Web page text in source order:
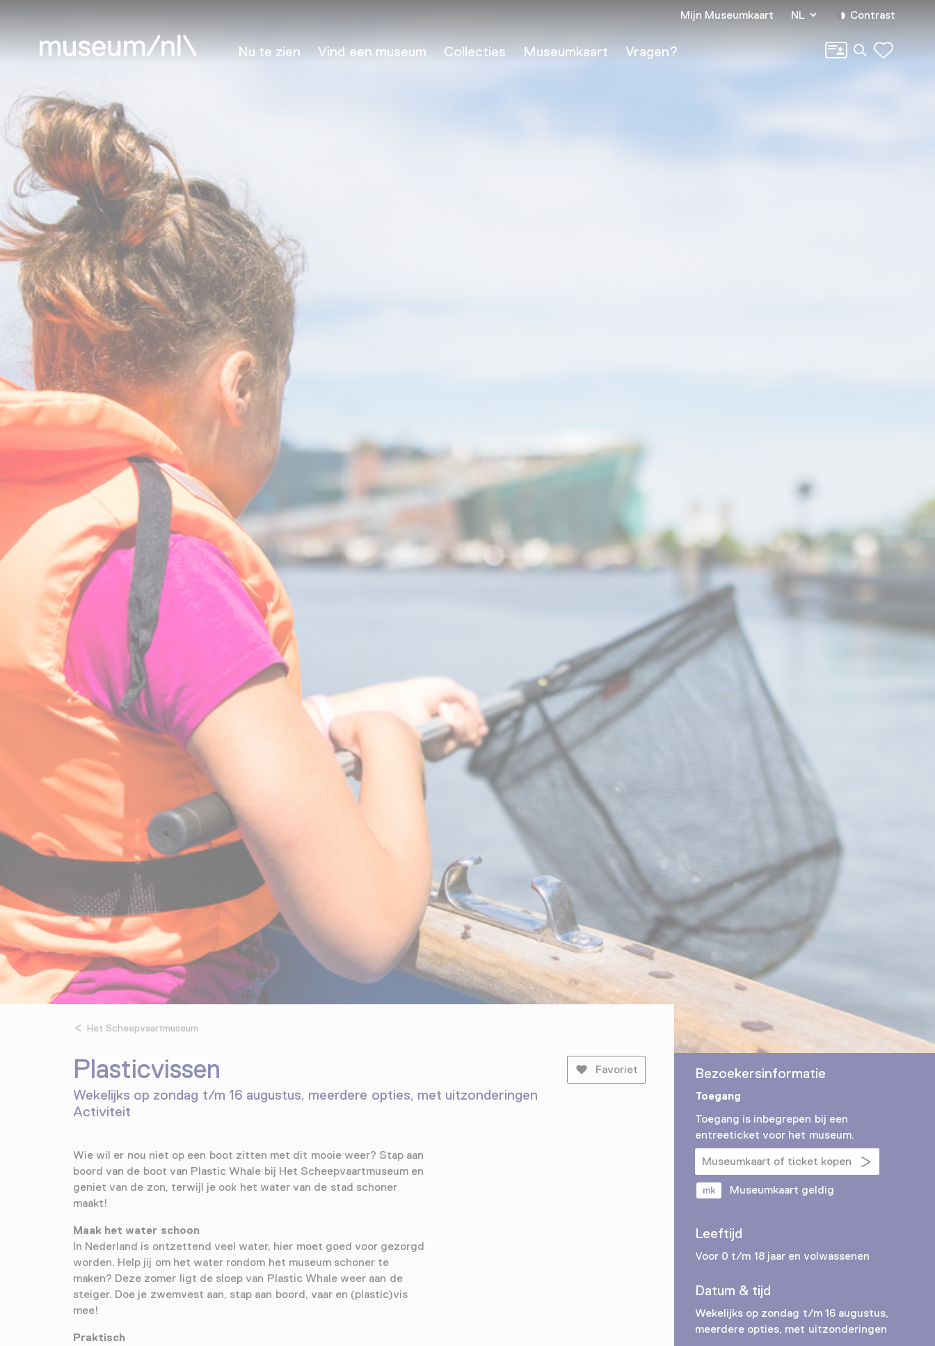
Nu te zien Vind een museum Collecties Museumkaart Vragen?
Mijn Museumkaart NL Contrast
Zoeken
Het Scheepvaartmuseum
Plasticvissen
Wekelijks op zondag t/m 16 augustus, meerdere opties, met uitzonderingen
Activiteit
Favoriet
Wie wil er nou niet op een boot zitten met dit mooie weer? Stap aan
boord van de boot van Plastic Whale bij Het Scheepvaartmuseum en
geniet van de zon, terwijl je ook het water van de stad schoner
maakt!
Maak het water schoon
In Nederland is ontzettend veel water, hier moet goed voor gezorgd
worden. Help jij om het water rondom het museum schoner te
maken? Deze zomer ligt de sloep van Plastic Whale weer aan de
steiger. Doe je zwemvest aan, stap aan boord, vaar en (plastic)vis
mee!
Praktisch
Bezoekersinformatie
Toegang
Toegang is inbegrepen bij een
entreeticket voor het museum.
Museumkaart of ticket kopen
Museumkaart geldig
Leeftijd
Voor 0 t/m 18 jaar en volwassenen
Datum & tijd
Wekelijks op zondag t/m 16 augustus,
meerdere opties, met uitzonderingen